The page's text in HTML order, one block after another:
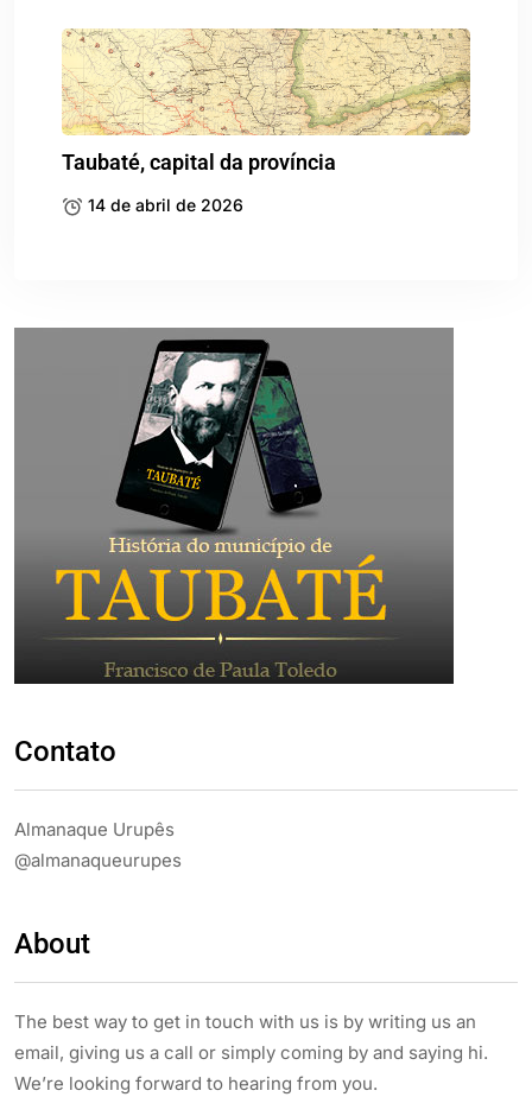
Taubaté, capital da província
14 de abril de 2026
Contato
Almanaque Urupês
@almanaqueurupes
About
The best way to get in touch with us is by writing us an
email, giving us a call or simply coming by and saying hi.
We’re looking forward to hearing from you.